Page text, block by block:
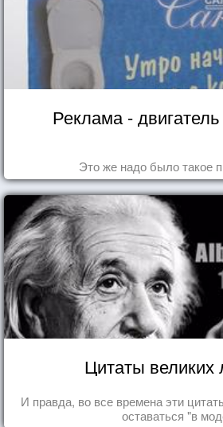
Реклама - двигатель
Это же надо было такое
Цитаты
И правда, во все времена эти
оставаться "в